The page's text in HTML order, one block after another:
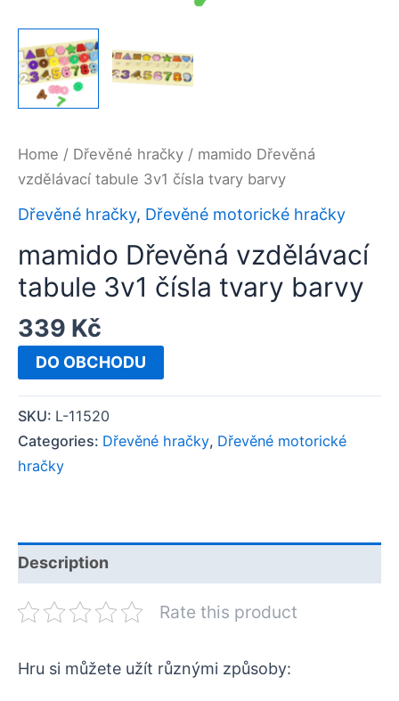
Home / Dřevěné hračky / mamido Dřevěná
vzdělávací tabule 3v1 čísla tvary barvy
Dřevěné hračky, Dřevěné motorické hračky
mamido Dřevěná vzdělávací
tabule 3v1 čísla tvary barvy
339 Kč
DO OBCHODU
SKU: L-11520
Categories: Dřevěné hračky, Dřevěné motorické
hračky
Description
Rate this product
Hru si můžete užít různými způsoby: